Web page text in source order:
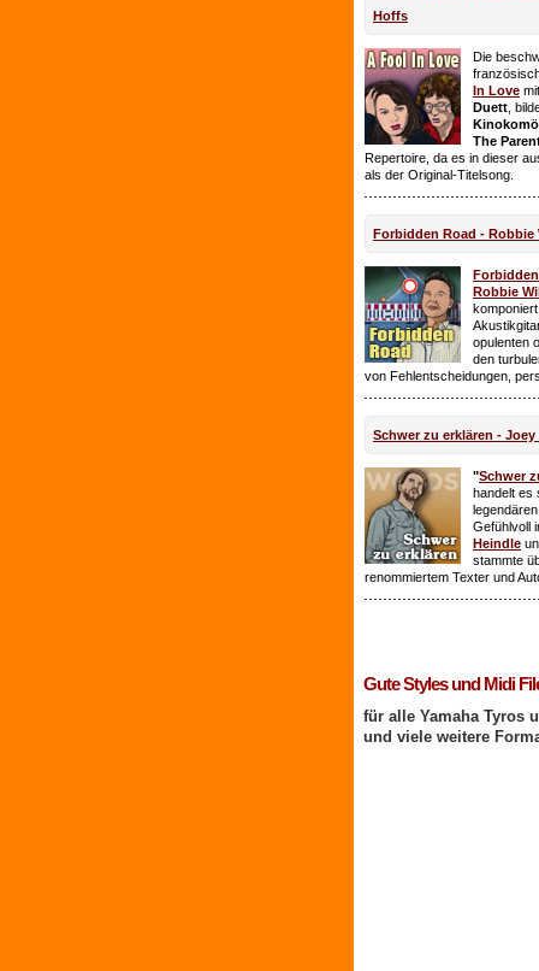
Hoffs
Die
In Love
Duett ,
The
Repertoire, da es in dieser
als der Original-Titelsong.
Forbidden Road - Robbie
Robbie
opulenten
den
von Fehlentscheidungen,
Schwer zu erklären - Joey
"Schwer
handelt es
Gefühlvoll
Heindle
stammte
renommiertem Texter und
Gute Styles und Midi
für alle Yamaha Tyros
und viele weitere